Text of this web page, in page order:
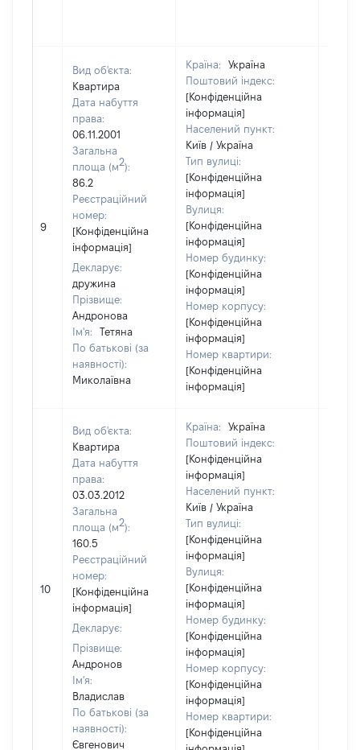
9
Вид об'єкта:
Квартира
Дата набуття
права:
06.11.2001
Загальна
площа (м2):
86.2
Реєстраційний
номер:
[Конфіденційна
інформація]
Декларує:
дружина
Прізвище:
Андронова
Ім'я:
Тетяна
По батькові (за
наявності):
Миколаївна
Країна:
Україна
Поштовий індекс:
[Конфіденційна
інформація]
Населений пункт:
Київ / Україна
Тип вулиці:
[Конфіденційна
інформація]
Вулиця:
[Конфіденційна
інформація]
Номер будинку:
[Конфіденційна
інформація]
Номер корпусу:
[Конфіденційна
інформація]
Номер квартири:
[Конфіденційна
інформація]
10
Вид об'єкта:
Квартира
Дата набуття
права:
03.03.2012
Загальна
площа (м2):
160.5
Реєстраційний
номер:
[Конфіденційна
інформація]
Декларує:
Прізвище:
Андронов
Ім'я:
Владислав
По батькові (за
наявності):
Євгенович
Країна:
Україна
Поштовий індекс:
[Конфіденційна
інформація]
Населений пункт:
Київ / Україна
Тип вулиці:
[Конфіденційна
інформація]
Вулиця:
[Конфіденційна
інформація]
Номер будинку:
[Конфіденційна
інформація]
Номер корпусу:
[Конфіденційна
інформація]
Номер квартири:
[Конфіденційна